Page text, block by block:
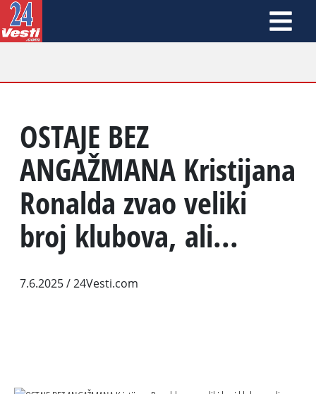
OSTAJE BEZ
ANGAŽMANA Kristijana
Ronalda zvao veliki
broj klubova, ali...
7.6.2025/ 24Vesti.com